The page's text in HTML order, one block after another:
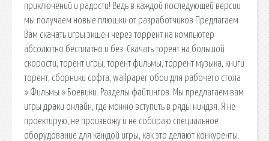
приключений и радости! Ведь в каждой последующей версии
мы получаем новые плюшки от разработчиков Предлагаем
Вам скачать игры экшен через торрент на компьютер
абсолютно бесплатно и без. Скачать торент на большой
скорости, торент игры, торент фильмы, торрент музыка, книги
торент, сборники софта, wallpaper обои для рабочего стола
» Фильмы » Боевики. Разделы файтингов. Мы предлагаем вам
игры драки онлайн, где можно вступить в ряды ниндзя. Я не
проектирую, не произвожу и не собираю специальное
оборудование для каждой игры, как это делают конкуренты.